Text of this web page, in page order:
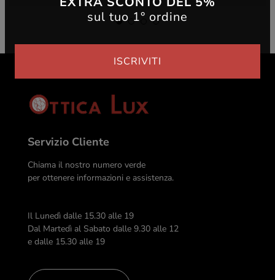
Servizio Cliente
Chiama il nostro numero verde
per ottenere informazioni e assistenza.
Il Lunedì dalle 15.30 alle 19
Dal Martedì al Sabato dalle 9.30 alle 12
e dalle 15.30 alle 19
sul tuo 1° ordine
ISCRIVITI